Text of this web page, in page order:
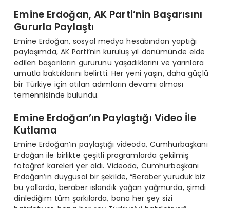
Emine Erdoğan, AK Parti’nin Başarısını
Gururla Paylaştı
Emine Erdoğan, sosyal medya hesabından yaptığı
paylaşımda, AK Parti’nin kuruluş yıl dönümünde elde
edilen başarıların gururunu yaşadıklarını ve yarınlara
umutla baktıklarını belirtti. Her yeni yaşın, daha güçlü
bir Türkiye için atılan adımların devamı olması
temennisinde bulundu.
Emine Erdoğan’ın Paylaştığı Video İle
Kutlama
Emine Erdoğan’ın paylaştığı videoda, Cumhurbaşkanı
Erdoğan ile birlikte çeşitli programlarda çekilmiş
fotoğraf kareleri yer aldı. Videoda, Cumhurbaşkanı
Erdoğan’ın duygusal bir şekilde, “Beraber yürüdük biz
bu yollarda, beraber ıslandık yağan yağmurda, şimdi
dinlediğim tüm şarkılarda, bana her şey sizi